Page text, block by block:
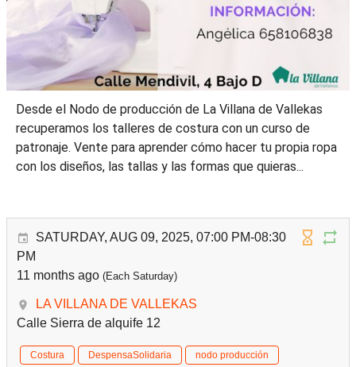
Desde el Nodo de producción de La Villana de Vallekas
recuperamos los talleres de costura con un curso de
patronaje. Vente para aprender cómo hacer tu propia ropa
con los diseños, las tallas y las formas que quieras...
SATURDAY, AUG 09, 2025, 07:00 PM-08:30
PM
11 months ago (Each Saturday)
LA VILLANA DE VALLEKAS
Calle Sierra de alquife 12
Costura DespensaSolidaria
nodo producción